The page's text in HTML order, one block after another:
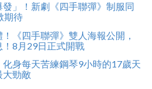
」！新劇《四手聯彈》制服同
期待
《四手聯彈》雙人海報公開，
8月29日正式開戰
身每天苦練鋼琴9小時的17歲天
大勁敵